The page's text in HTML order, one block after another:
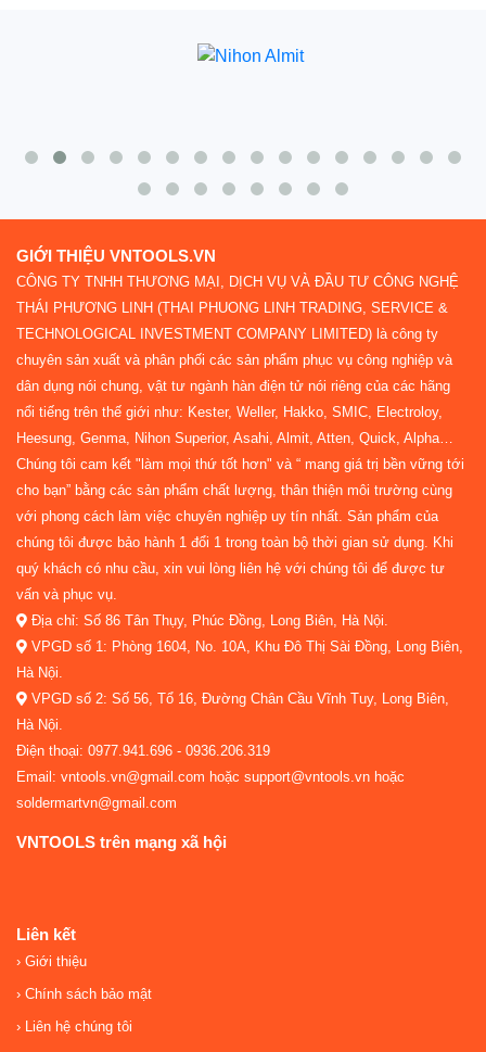
GIỚI THIỆU VNTOOLS.VN
CÔNG TY TNHH THƯƠNG MẠI, DỊCH VỤ VÀ ĐẦU TƯ CÔNG NGHỆ
THÁI PHƯƠNG LINH (THAI PHUONG LINH TRADING, SERVICE &
TECHNOLOGICAL INVESTMENT COMPANY LIMITED) là công ty
chuyên sản xuất và phân phối các sản phẩm phục vụ công nghiệp và
dân dụng nói chung, vật tư ngành hàn điện tử nói riêng của các hãng
nổi tiếng trên thế giới như: Kester, Weller, Hakko, SMIC, Electroloy,
Heesung, Genma, Nihon Superior, Asahi, Almit, Atten, Quick, Alpha…
Chúng tôi cam kết "làm mọi thứ tốt hơn" và “ mang giá trị bền vững tới
cho bạn” bằng các sản phẩm chất lượng, thân thiện môi trường cùng
với phong cách làm việc chuyên nghiệp uy tín nhất. Sản phẩm của
chúng tôi được bảo hành 1 đổi 1 trong toàn bộ thời gian sử dụng. Khi
quý khách có nhu cầu, xin vui lòng liên hệ với chúng tôi để được tư
vấn và phục vụ.
Địa chỉ: Số 86 Tân Thụy, Phúc Đồng, Long Biên, Hà Nội.
VPGD số 1: Phòng 1604, No. 10A, Khu Đô Thị Sài Đồng, Long Biên,
Hà Nội.
VPGD số 2: Số 56, Tổ 16, Đường Chân Cầu Vĩnh Tuy, Long Biên,
Hà Nội.
Điện thoại: 0977.941.696 - 0936.206.319
Email: vntools.vn@gmail.com hoặc support@vntools.vn hoặc
soldermartvn@gmail.com
VNTOOLS trên mạng xã hội
Liên kết
Giới thiệu
Chính sách bảo mật
Liên hệ chúng tôi